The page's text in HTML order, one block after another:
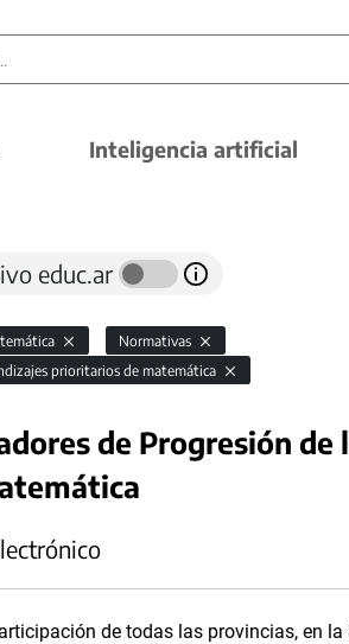
Inteligencia artificial
educ.ar
Normativas
prioritarios de matemática
de Progresión
de todas las provincias, en